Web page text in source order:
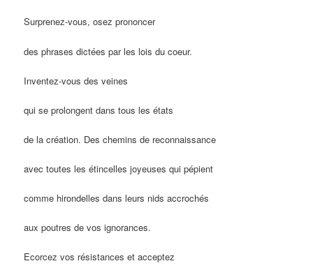
Surprenez-vous, osez prononcer
des phrases dictées par les lois du coeur.
Inventez-vous des veines
qui se prolongent dans tous les états
de la création. Des chemins de reconnaissance
avec toutes les étincelles joyeuses qui pépient
comme hirondelles dans leurs nids accrochés
aux poutres de vos ignorances.
Ecorcez vos résistances et acceptez